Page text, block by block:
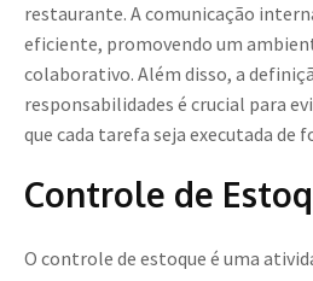
restaurante. A comunicação
eficiente, promovendo um
colaborativo. Além disso, a
responsabilidades é crucial para
que cada tarefa seja executada de
Controle de
O controle de estoque é uma